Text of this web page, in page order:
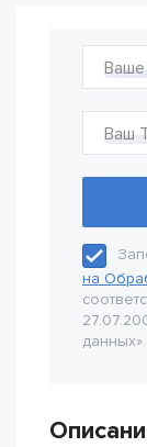
Ваш
на
данных».